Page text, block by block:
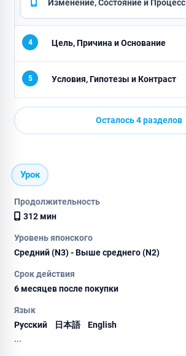
Изменение, Состояние и Процесс
4 Цель, Причина и Основание
5 Условия, Гипотезы и Контраст
Осталось 4 разделов
Урок
Продолжительность
312 мин
Уровень японского
Средний (N3) - Выше среднего (N2)
Срок действия
6 месяцев после покупки
Язык
Русский 日本語
English
...